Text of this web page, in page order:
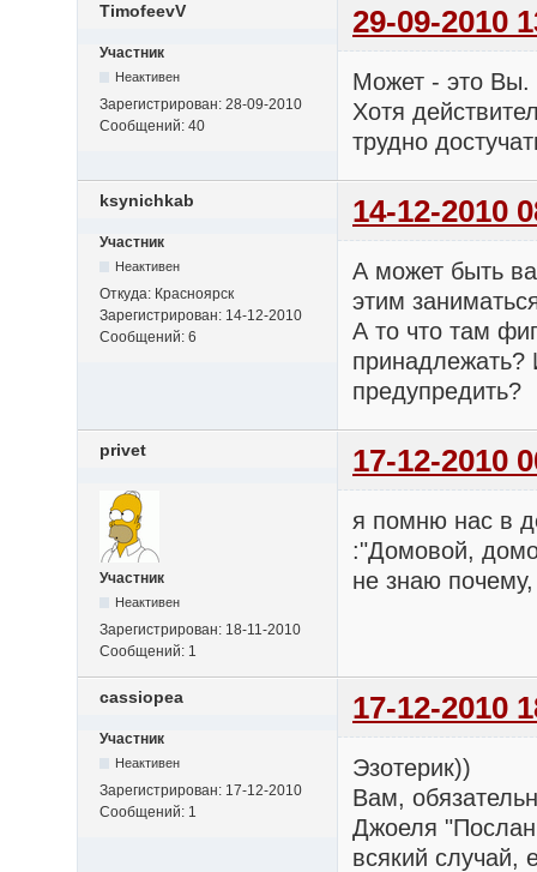
TimofeevV 29-09-2010
Участник
Неактивен
Зарегистрирован: 28-09-2010
Сообщений: 40
Может - это Вы.
Хотя
трудно
ksynichkab 14-12-2010
Участник
Неактивен
Откуда: Красноярск
Зарегистрирован: 14-12-2010
Сообщений: 6
А может быть
этим
А то что там
принадлежать?
предупредить?
privet 17-12-2010
Участник
Неактивен
Зарегистрирован: 18-11-2010
Сообщений: 1
я помню нас в
:"Домовой,
не знаю
cassiopea 17-12-2010
Участник
Неактивен
Зарегистрирован: 17-12-2010
Сообщений: 1
Эзотерик))
Вам,
Джоеля
всякий случай,